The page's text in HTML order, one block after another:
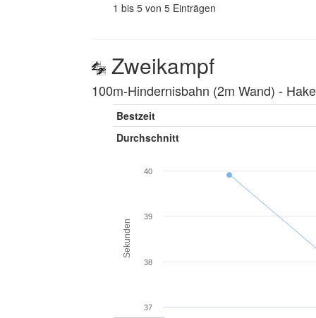
1 bis 5 von 5 Einträgen
Zweikampf
100m-Hindernisbahn (2m Wand) ‐
Bestzeit
Durchschnitt
Sekunden
37
38
39
40